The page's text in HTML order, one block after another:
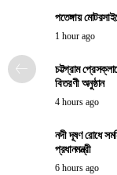
পতেঙ্গায়
1 hour ago
চট্টগ্রাম
বিতরণী অনুষ্ঠান
4 hours ago
নদী দূষণ রোধে
প্রধানমন্ত্রী
6 hours ago